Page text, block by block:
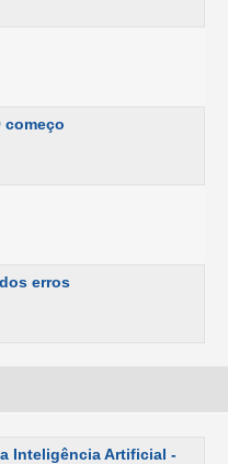
começo
erros
Inteligência Artificial -